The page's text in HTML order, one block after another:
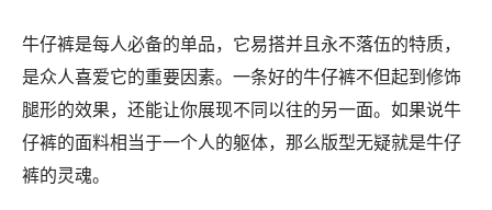
牛仔裤是每人必备的单品，它易搭并且永不落伍的特质，
是众人喜爱它的重要因素。一条好的牛仔裤不但起到修饰
腿形的效果，还能让你展现不同以往的另一面。如果说牛
仔裤的面料相当于一个人的躯体，那么版型无疑就是牛仔
裤的灵魂。